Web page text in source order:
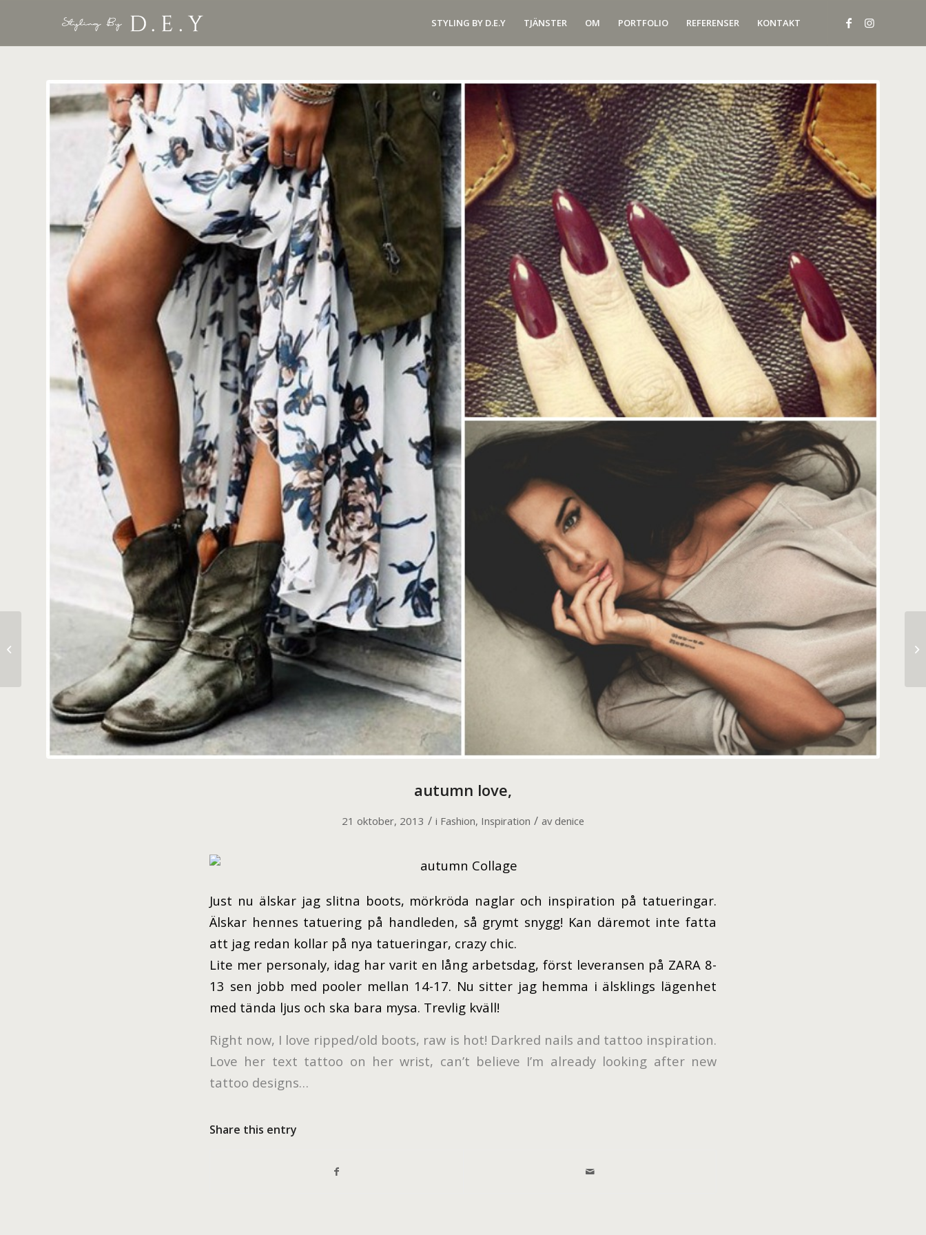
STYLING BY D.E.Y TJÄNSTER OM PORTFOLIO REFERENSER KONTAKT
autumn love,
21 oktober, 2013 / i Fashion, Inspiration / av denice
Just nu älskar jag slitna boots, mörkröda naglar och inspiration på tatueringar.
Älskar hennes tatuering på handleden, så grymt snygg! Kan däremot inte fatta
att jag redan kollar på nya tatueringar, crazy chic.
Lite mer personaly, idag har varit en lång arbetsdag, först leveransen på ZARA 8-
13 sen jobb med pooler mellan 14-17. Nu sitter jag hemma i älsklings lägenhet
med tända ljus och ska bara mysa. Trevlig kväll!
Right now, I love ripped/old boots, raw is hot! Darkred nails and tattoo inspiration.
Love her text tattoo on her wrist, can’t believe I’m already looking after new
tattoo designs…
Share this entry